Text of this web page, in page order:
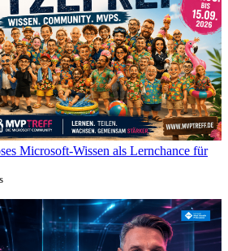
Microsoft-Wissen als Lernchance für